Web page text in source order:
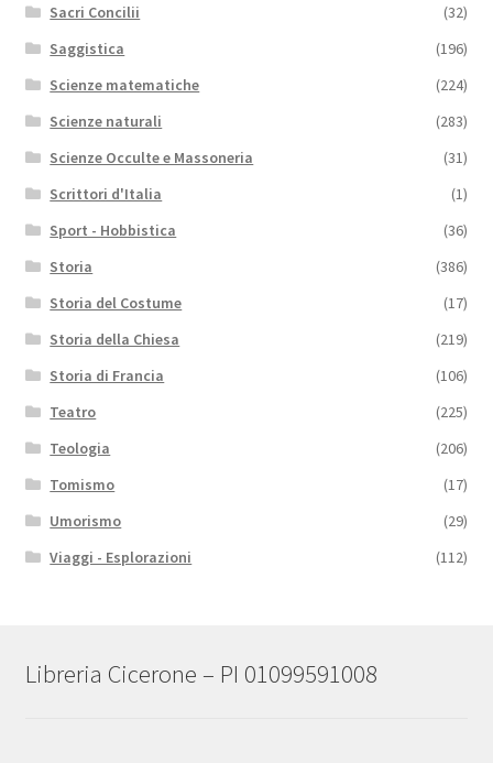
Sacri Concilii
(32)
Saggistica
(196)
Scienze matematiche
(224)
Scienze naturali
(283)
Scienze Occulte e Massoneria
(31)
Scrittori d'Italia
(1)
Sport - Hobbistica
(36)
Storia
(386)
Storia del Costume
(17)
Storia della Chiesa
(219)
Storia di Francia
(106)
Teatro
(225)
Teologia
(206)
Tomismo
(17)
Umorismo
(29)
Viaggi - Esplorazioni
(112)
Libreria Cicerone – PI 01099591008